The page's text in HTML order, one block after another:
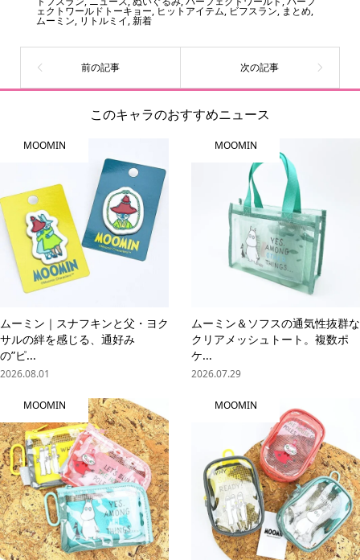
ーをいち早く皆さんにお届けすることも、私たちの使命の
ひとつです。
ェクトワールドトーキョー,ヒットアイテム, ビフスラン,まとめ,
ムーミン, リトルミイ,新着
このキャラのおすすめニュース
MOOMIN
ムーミン｜スナフキンと父・ヨク
サルの絆を感じる、通好み
の”ピ...
2026.08.01
MOOMIN
ムーミン＆ソフスの通気性抜群な
クリアメッシュトート。複数ポ
ケ...
2026.07.29
MOOMIN MOOMIN